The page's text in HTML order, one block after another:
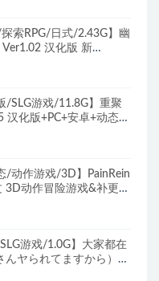
探索RPG/日式/2.43G】幽
汉化版 新
/SLG游戏/11.8G】重聚
汉化版+PC+安卓+动态
/动作游戏/3D】PainRein
3D动作冒险游戏&补更
游戏/1.0G】大家都在
ヤられてますから）